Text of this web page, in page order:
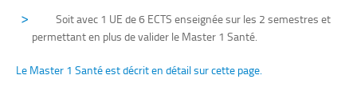
Soit avec 1 UE de 6 ECTS enseignée sur les 2 semestres et
permettant en plus de valider le Master 1 Santé.
Le Master 1 Santé est décrit en détail sur cette page.